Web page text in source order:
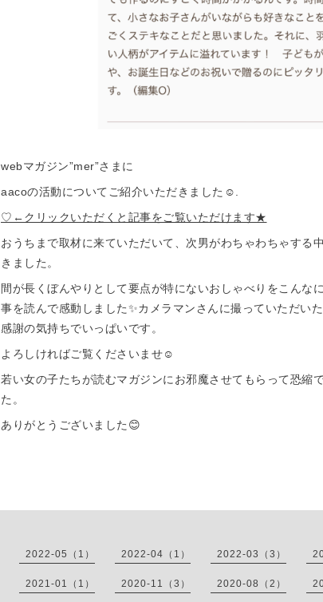
webマガジン”mer”さまに
aacoの活動についてご紹介いただきました☺️.
♡←クリックいただくと記事をご覧いただけます★
おうちまで取材に来ていただいて、次男がわちゃわちゃする
きました。
間が長くぼんやりとして要点が特にないおしゃべりをこんな
事を読んで感動しました✨カメラマンさんに撮っていただい
感謝の気持ちでいっぱいです。
よろしければご覧くださいませ☺️
若い女の子たちが読むマガジンにお邪魔させてもらって恐縮
た。
ありがとうございました😊
2022-05（1） 2022-04（1） 2022-03（3）
2021-01（1） 2020-11（3） 2020-08（2）